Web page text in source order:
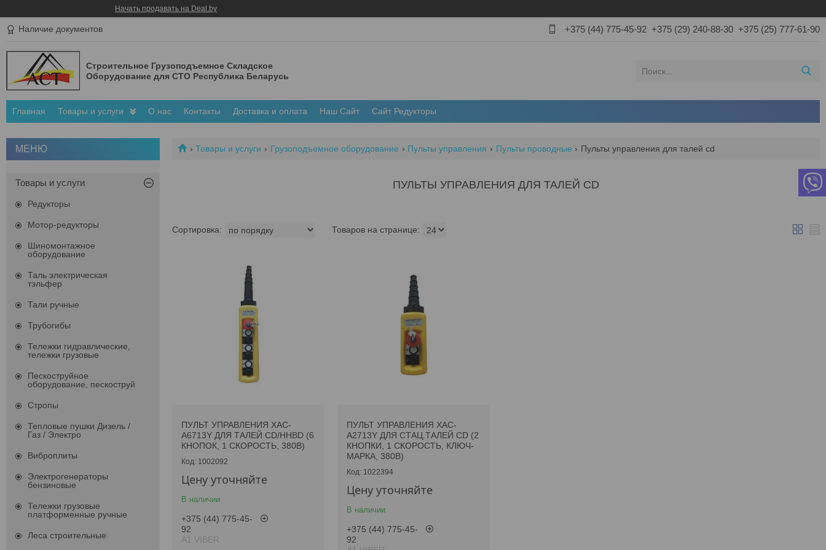
Начать продавать на Deal.by
Наличие документов +375 (44) 775-45-92 +375 (29) 240-88-30 +375 (25) 777-61-90
Строительное Грузоподъемное Складское
Оборудование для СТО Республика Беларусь
Главная Товары и услуги О нас Контакты Доставка и оплата Наш Сайт Сайт Редукторы
Товары и услуги Грузоподъемное оборудование Пульты управления Пульты проводные Пульты управления для талей cd
ПУЛЬТЫ УПРАВЛЕНИЯ ДЛЯ ТАЛЕЙ CD
ПУЛЬТ УПРАВЛЕНИЯ XAC-
A6713Y ДЛЯ ТАЛЕЙ CD/HHBD (6
КНОПОК, 1 СКОРОСТЬ, 380В)
1002092
Цену уточняйте
В наличии
+375 (44) 775-45-
92
А1 VIBER
ПУЛЬТ УПРАВЛЕНИЯ XAC-
A2713Y ДЛЯ СТАЦ.ТАЛЕЙ CD (2
КНОПКИ, 1 СКОРОСТЬ, КЛЮЧ-
МАРКА, 380В)
1022394
Цену уточняйте
В наличии
+375 (44) 775-45-
92
Товары и услуги
Редукторы
Мотор-редукторы
Шиномонтажное
оборудование
Таль электрическая
тэльфер
Тали ручные
Трубогибы
Тележки гидравлические,
тележки грузовые
Пескоструйное
оборудование, пескоструй
Стропы
Тепловые пушки Дизель /
Газ / Электро
Виброплиты
Электрогенераторы
бензиновые
Тележки грузовые
платформенные ручные
Леса строительные